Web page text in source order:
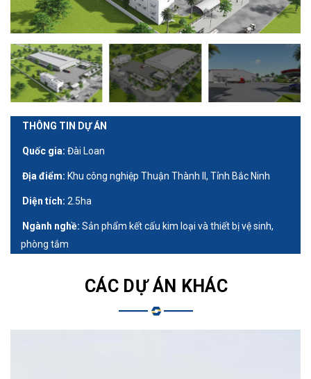
THÔNG TIN DỰ ÁN
Quốc gia: Đài Loan
Địa điểm: Khu công nghiệp Thuận Thành II, Tỉnh Bắc Ninh
Diện tích: 2.5ha
Ngành nghề: Sản phẩm kết cấu kim loại và thiết bị vệ sinh,
phòng tắm
CÁC DỰ ÁN KHÁC